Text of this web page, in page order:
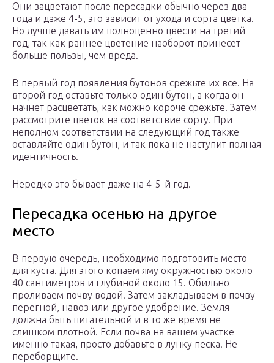
Они зацветают после пересадки обычно через два
года и даже 4-5, это зависит от ухода и сорта цветка.
Но лучше давать им полноценно цвести на третий
год, так как раннее цветение наоборот принесет
больше пользы, чем вреда.
В первый год появления бутонов срежьте их все. На
второй год оставьте только один бутон, а когда он
начнет расцветать, как можно короче срежьте. Затем
рассмотрите цветок на соответствие сорту. При
неполном соответствии на следующий год также
оставляйте один бутон, и так пока не наступит полная
идентичность.
Нередко это бывает даже на 4-5-й год.
Пересадка осенью на другое
место
В первую очередь, необходимо подготовить место
для куста. Для этого копаем яму окружностью около
40 сантиметров и глубиной около 15. Обильно
проливаем почву водой. Затем закладываем в почву
перегной, навоз или другое удобрение. Земля
должна быть питательной и в то же время не
слишком плотной. Если почва на вашем участке
именно такая, просто добавьте в лунку песка. Не
переборщите.